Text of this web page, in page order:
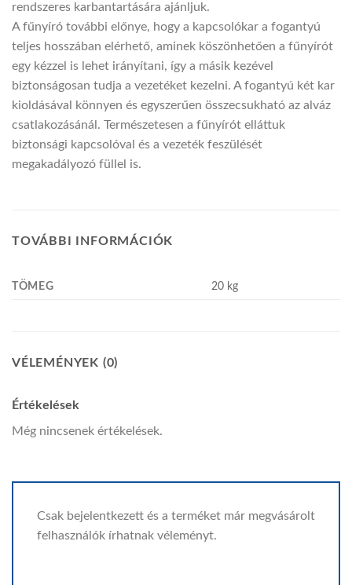
rendszeres karbantartására ajánljuk.
A fűnyíró további előnye, hogy a kapcsolókar a fogantyú
teljes hosszában elérhető, aminek köszönhetően a fűnyírót
egy kézzel is lehet irányítani, így a másik kezével
biztonságosan tudja a vezetéket kezelni. A fogantyú két kar
kioldásával könnyen és egyszerűen összecsukható az alváz
csatlakozásánál. Természetesen a fűnyírót elláttuk
biztonsági kapcsolóval és a vezeték feszülését
megakadályozó füllel is.
TOVÁBBI INFORMÁCIÓK
TÖMEG 20 kg
VÉLEMÉNYEK (0)
Értékelések
Még nincsenek értékelések.
Csak bejelentkezett és a terméket már megvásárolt
felhasználók írhatnak véleményt.